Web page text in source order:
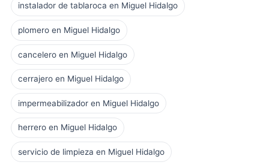
instalador de tablaroca en Miguel Hidalgo
plomero en Miguel Hidalgo
cancelero en Miguel Hidalgo
cerrajero en Miguel Hidalgo
impermeabilizador en Miguel Hidalgo
herrero en Miguel Hidalgo
servicio de limpieza en Miguel Hidalgo